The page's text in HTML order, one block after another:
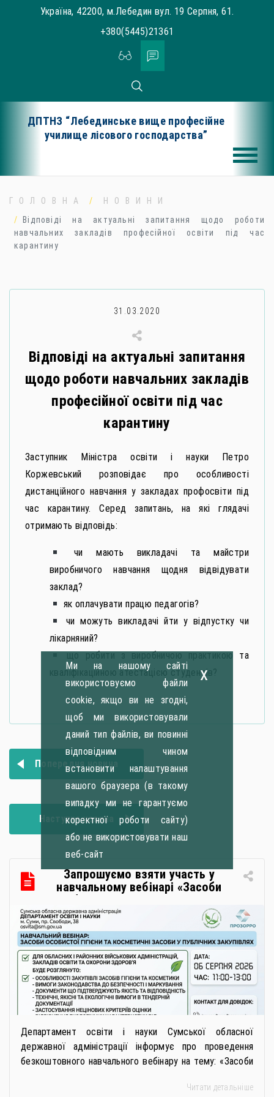
Україна, 42200, м.Лебедин вул. 19 Серпня, 61.
+380(5445)21361
ДПТНЗ “Лебединське вище професійне
училище лісового господарства”
ГОЛОВНА
НОВИНИ
Відповіді на актуальні запитання щодо роботи
навчальних закладів професійної освіти під час
карантину
31.03.2020
Відповіді на актуальні запитання
щодо роботи навчальних закладів
професійної освіти під час
карантину
Заступник Міністра освіти і науки Петро
Коржевський розповідає про особливості
дистанційного навчання у закладах профосвіти під
час карантину. Серед запитань, на які глядачі
отримають відповідь:
чи мають викладачі та майстри
виробничого навчання щодня відвідувати
заклад?
як оплачувати працю педагогів?
чи можуть викладачі йти у відпустку чи
лікарняний?
що робити з виробничою практикою та
кваліфікаційною атестацією студентів?
Навігація
записів
Попередня новина
Наступна новина
Запрошуємо взяти участь у
навчальному вебінарі «Засоби
особистої гігієни та косметичні
засоби у публічних закупівлях: як
сформувати вимоги та обрати
безпечну і якісну продукцію»
Департамент освіти і науки Сумської обласної
державної адміністрації інформує про проведення
безкоштовного навчального вебінару на тему: «Засоби
закупівлях: як сформувати вимоги та обрати безпечну і
Читати детальніше
Ми на нашому сайті
використовуємо файли
cookie, якщо ви не згодні,
щоб ми використовували
даний тип файлів, ви повинні
відповідним чином
встановити налаштування
вашого браузера (в такому
випадку ми не гарантуємо
коректної роботи сайту)
або не використовувати наш
веб-сайт
x